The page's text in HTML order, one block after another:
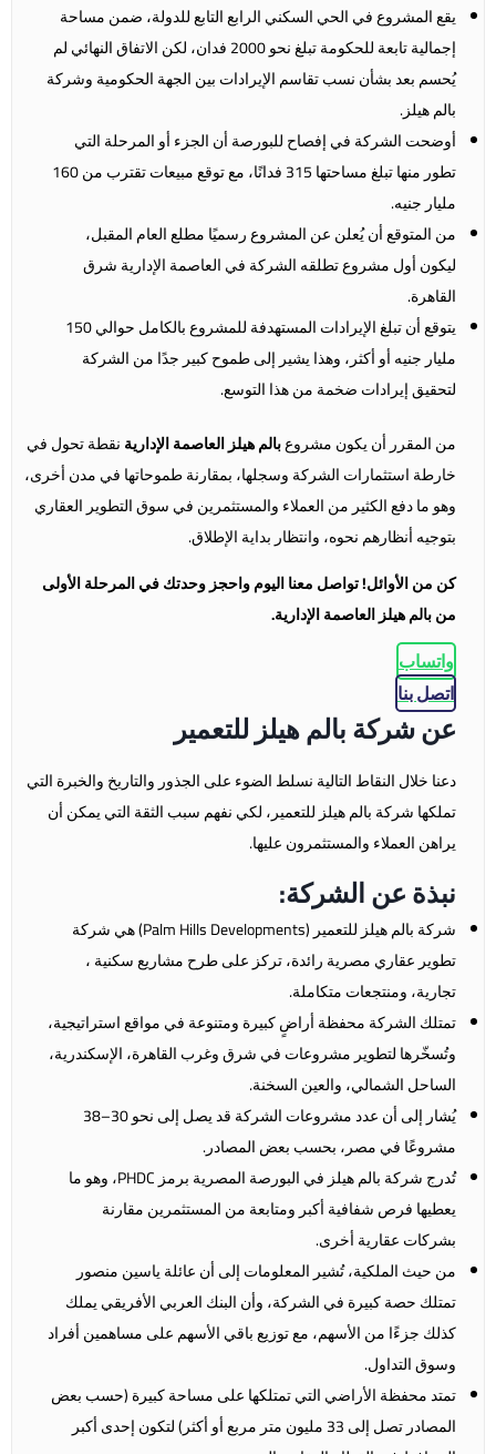
يقع المشروع في الحي السكني الرابع التابع للدولة، ضمن مساحة
إجمالية تابعة للحكومة تبلغ نحو 2000 فدان، لكن الاتفاق النهائي لم
يُحسم بعد بشأن نسب تقاسم الإيرادات بين الجهة الحكومية وشركة
بالم هيلز.
أوضحت الشركة في إفصاح للبورصة أن الجزء أو المرحلة التي
تطور منها تبلغ مساحتها 315 فدانًا، مع توقع مبيعات تقترب من 160
مليار جنيه.
من المتوقع أن يُعلن عن المشروع رسميًا مطلع العام المقبل،
ليكون أول مشروع تطلقه الشركة في العاصمة الإدارية شرق
القاهرة.
يتوقع أن تبلغ الإيرادات المستهدفة للمشروع بالكامل حوالي 150
مليار جنيه أو أكثر، وهذا يشير إلى طموح كبير جدًا من الشركة
لتحقيق إيرادات ضخمة من هذا التوسع.
من المقرر أن يكون مشروعبالم هيلز العاصمة الإداريةنقطة تحول في
خارطة استثمارات الشركة وسجلها، بمقارنة طموحاتها في مدن أخرى،
وهو ما دفع الكثير من العملاء والمستثمرين في سوق التطوير العقاري
بتوجيه أنظارهم نحوه، وانتظار بداية الإطلاق.
كن من الأوائل! تواصل معنا اليوم واحجز وحدتك في المرحلة الأولى
من بالم هيلز العاصمة الإدارية.
واتساب
اتصل بنا
عن شركة بالم هيلز للتعمير
دعنا خلال النقاط التالية نسلط الضوء على الجذور والتاريخ والخبرة التي
تملكها شركة بالم هيلز للتعمير، لكي نفهم سبب الثقة التي يمكن أن
يراهن العملاء والمستثمرون عليها.
نبذة عن الشركة:
شركة بالم هيلز للتعمير (Palm Hills Developments) هي شركة
تطوير عقاري مصرية رائدة، تركز على طرح مشاريع سكنية ،
تجارية، ومنتجعات متكاملة.
تمتلك الشركة محفظة أراضٍ كبيرة ومتنوعة في مواقع استراتيجية،
وتُسخّرها لتطوير مشروعات في شرق وغرب القاهرة، الإسكندرية،
الساحل الشمالي، والعين السخنة.
يُشار إلى أن عدد مشروعات الشركة قد يصل إلى نحو 30–38
مشروعًا في مصر، بحسب بعض المصادر.
تُدرج شركة بالم هيلز في البورصة المصرية برمز PHDC، وهو ما
يعطيها فرص شفافية أكبر ومتابعة من المستثمرين مقارنة
بشركات عقارية أخرى.
من حيث الملكية، تُشير المعلومات إلى أن عائلة ياسين منصور
تمتلك حصة كبيرة في الشركة، وأن البنك العربي الأفريقي يملك
كذلك جزءًا من الأسهم، مع توزيع باقي الأسهم على مساهمين أفراد
وسوق التداول.
تمتد محفظة الأراضي التي تمتلكها على مساحة كبيرة (حسب بعض
المصادر تصل إلى 33 مليون متر مربع أو أكثر) لتكون إحدى أكبر